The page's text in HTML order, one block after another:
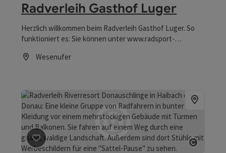
Radverleih Gasthof Luger
Herzlich willkommen beim Radverleih Gasthof Luger. So
funktioniert es: Sie können unter www.radsport-
und dann ganz bequem per Email shop@radsport-
Wesenufer
Beitrag merken: Radverleih Riverresort